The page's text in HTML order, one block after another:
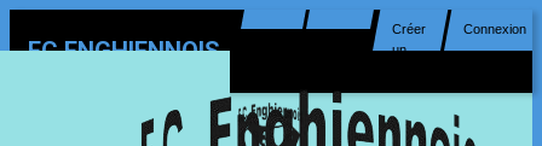
FC ENGHIENNOIS
Créer
un
Connexion